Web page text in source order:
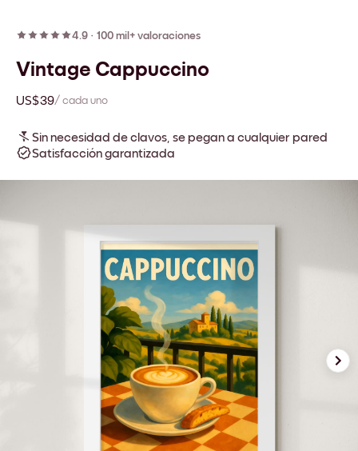
4.9 · 100 mil+ valoraciones
Vintage Cappuccino
US$39/ cada uno
Sin necesidad de clavos, se pegan a cualquier pared
Satisfacción garantizada